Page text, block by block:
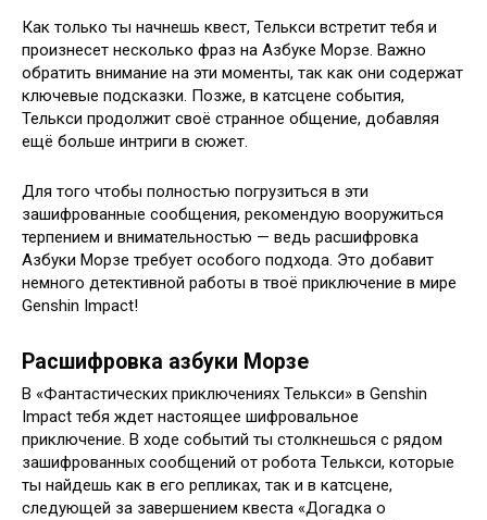
Как только ты начнешь квест, Телькси встретит тебя и
произнесет несколько фраз на Азбуке Морзе. Важно
обратить внимание на эти моменты, так как они содержат
ключевые подсказки. Позже, в катсцене события,
Телькси продолжит своё странное общение, добавляя
ещё больше интриги в сюжет.
Для того чтобы полностью погрузиться в эти
зашифрованные сообщения, рекомендую вооружиться
терпением и внимательностью — ведь расшифровка
Азбуки Морзе требует особого подхода. Это добавит
немного детективной работы в твоё приключение в мире
Genshin Impact!
Расшифровка азбуки Морзе
В «Фантастических приключениях Телькси» в Genshin
Impact тебя ждет настоящее шифровальное
приключение. В ходе событий ты столкнешься с рядом
зашифрованных сообщений от робота Телькси, которые
ты найдешь как в его репликах, так и в катсцене,
следующей за завершением квеста «Догадка о